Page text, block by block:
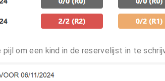
pijl om een kind in de reservelijst in te